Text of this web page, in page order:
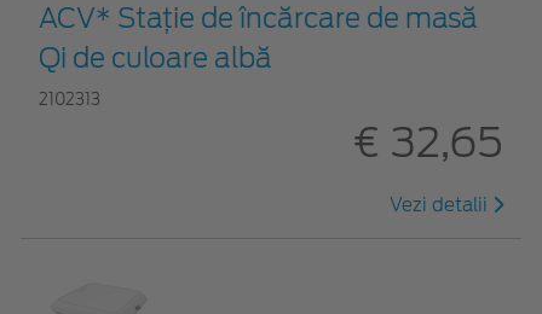
ACV* Stație de încărcare de masă
Qi de culoare albă
2102313
€ 32,65
Vezi detalii